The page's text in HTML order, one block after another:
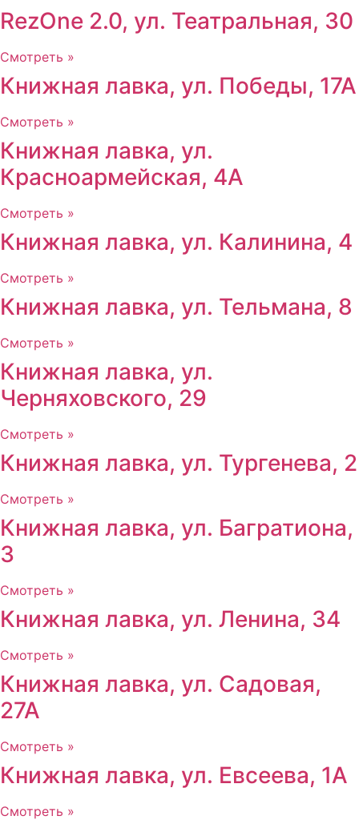
RezOne 2.0, ул. Театральная, 30
Смотреть »
Книжная лавка, ул. Победы, 17А
Смотреть »
Книжная лавка, ул.
Красноармейская, 4А
Смотреть »
Книжная лавка, ул. Калинина, 4
Смотреть »
Книжная лавка, ул. Тельмана, 8
Смотреть »
Книжная лавка, ул.
Черняховского, 29
Смотреть »
Книжная лавка, ул. Тургенева, 2
Смотреть »
Книжная лавка, ул. Багратиона,
3
Смотреть »
Книжная лавка, ул. Ленина, 34
Смотреть »
Книжная лавка, ул. Садовая,
27А
Смотреть »
Книжная лавка, ул. Евсеева, 1А
Смотреть »